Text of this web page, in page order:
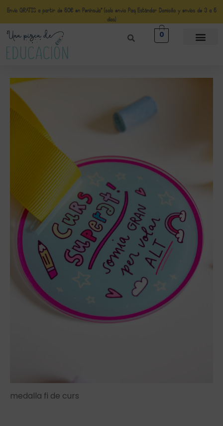
Envío GRATIS a partir de 50€ en Península* (solo envio Paq Estándar Domicilio y envíos de 3 a 5
días)
0
medalla fi de curs